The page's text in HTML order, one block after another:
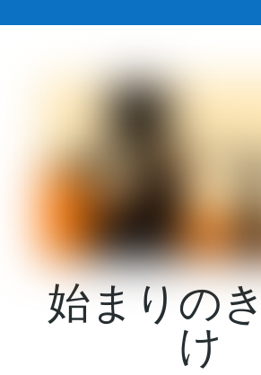
始まりの
け